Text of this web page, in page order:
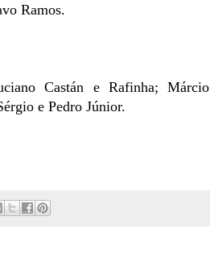
Ramos.
Castán e Rafinha; Márcio
e Pedro Júnior.